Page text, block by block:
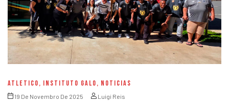
ATLETICO, INSTITUTO GALO, NOTICIAS
19 De Novembro De 2025 Luigi Reis